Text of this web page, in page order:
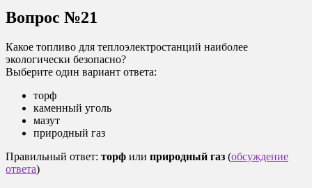
Вопрос №21
Какое топливо для теплоэлектростанций наиболее
экологически безопасно?
Выберите один вариант ответа:
торф
каменный уголь
мазут
природный газ
Правильный ответ: торф или природный газ (обсуждение
ответа)